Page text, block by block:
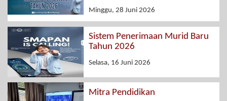
Minggu, 28 Juni 2026
Sistem Penerimaan Murid Baru
Tahun 2026
Selasa, 16 Juni 2026
Mitra Pendidikan